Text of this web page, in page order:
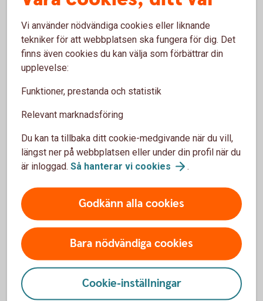
Under 18 år – spärra ditt bankkort
Även du som har ett bankkort för unga - Mastercard
ung - kan spärra ditt kort i appen. Om du själv har
spärrat ditt kort, så behöver sedan din förälder eller
vårdnadshavare ringa oss för att ersätta det.
Vi använder nödvändiga cookies eller liknande
tekniker för att webbplatsen ska fungera för dig. Det
finns även cookies du kan välja som förbättrar din
upplevelse:
Funktioner, prestanda och statistik
Relevant marknadsföring
Du kan ta tillbaka ditt cookie-medgivande när du vill,
längst ner på webbplatsen eller under din profil när du
är inloggad. Så hanterar vi cookies .
Godkänn alla cookies
Bara nödvändiga cookies
Cookie-inställningar